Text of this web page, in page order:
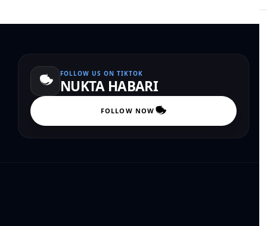
FOLLOW US ON TIKTOK
NUKTA HABARI
FOLLOW NOW